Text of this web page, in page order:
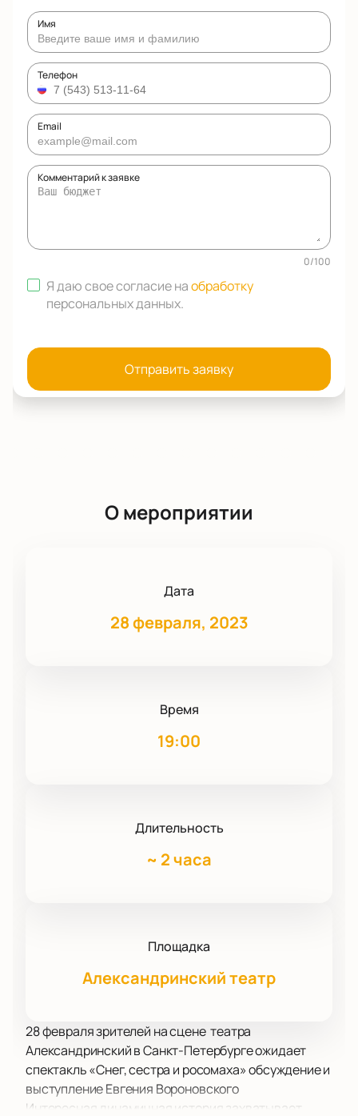
Имя
Телефон
Email
Комментарий к заявке
0/100
Я даю свое согласие наобработку
персональных данных.
Отправить заявку
О мероприятии
Дата
28 февраля, 2023
Время
19:00
Длительность
~ 2 часа
Площадка
Александринский театр
28 февраля зрителей на сцене театра
Александринский в Санкт-Петербурге ожидает
спектакль «Снег, сестра и росомаха» обсуждение и
выступление Евгения Вороновского
Интересная динамичная история захватывает